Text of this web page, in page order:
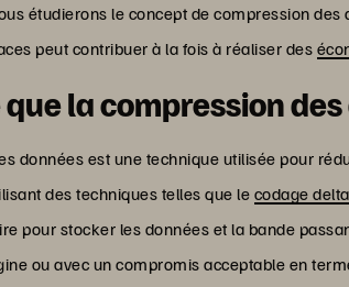
étudierons le concept de compression
peut contribuer à la fois à réaliser des
que la compression
données est une technique utilisée pour
des techniques telles que le codage delta,
pour stocker les données et la bande
ou avec un compromis acceptable en